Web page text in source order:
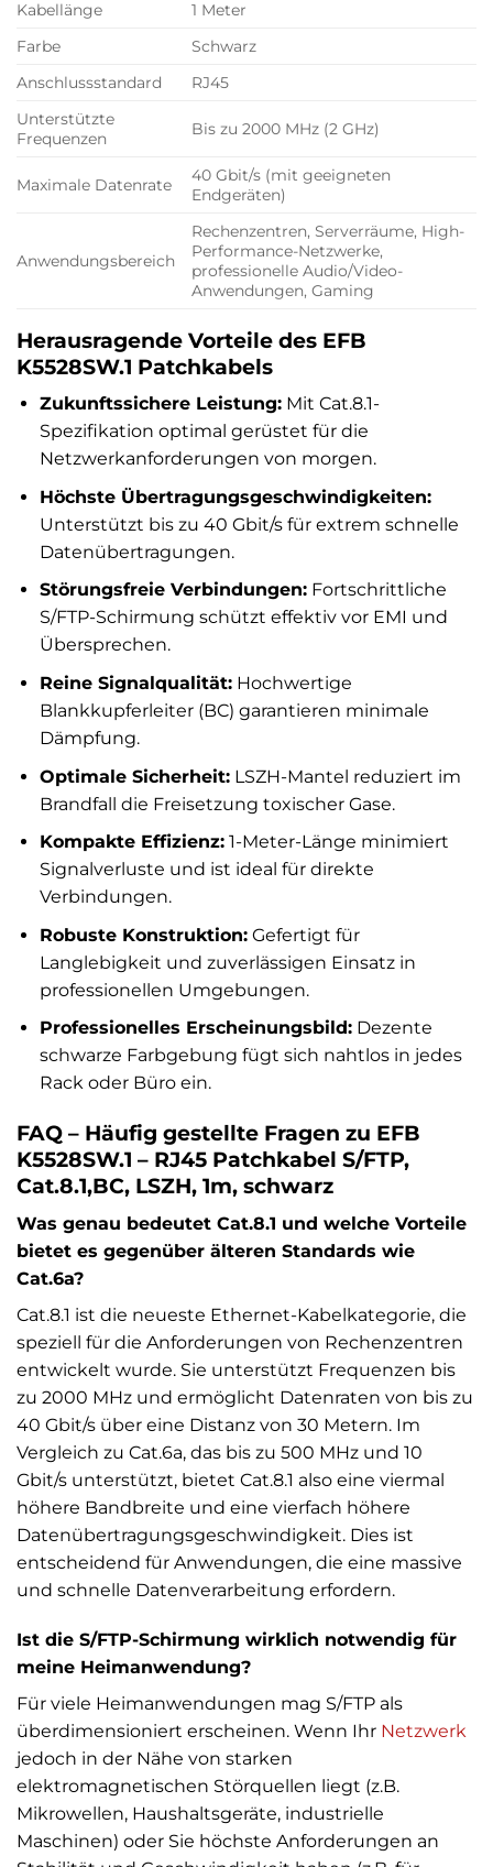
Kabellänge
1 Meter
Farbe
Schwarz
Anschlussstandard
RJ45
Unterstützte
Frequenzen
Bis zu 2000 MHz (2 GHz)
Maximale Datenrate
40 Gbit/s (mit geeigneten
Endgeräten)
Anwendungsbereich
Rechenzentren, Serverräume, High-
Performance-Netzwerke,
professionelle Audio/Video-
Anwendungen, Gaming
Herausragende Vorteile des EFB
K5528SW.1 Patchkabels
Zukunftssichere Leistung:Mit Cat.8.1-
Spezifikation optimal gerüstet für die
Netzwerkanforderungen von morgen.
Höchste Übertragungsgeschwindigkeiten:
Unterstützt bis zu 40 Gbit/s für extrem schnelle
Datenübertragungen.
Störungsfreie Verbindungen:Fortschrittliche
S/FTP-Schirmung schützt effektiv vor EMI und
Übersprechen.
Reine Signalqualität:Hochwertige
Blankkupferleiter (BC) garantieren minimale
Dämpfung.
Optimale Sicherheit:LSZH-Mantel reduziert im
Brandfall die Freisetzung toxischer Gase.
Kompakte Effizienz:1-Meter-Länge minimiert
Signalverluste und ist ideal für direkte
Verbindungen.
Robuste Konstruktion:Gefertigt für
Langlebigkeit und zuverlässigen Einsatz in
professionellen Umgebungen.
Professionelles Erscheinungsbild:Dezente
schwarze Farbgebung fügt sich nahtlos in jedes
Rack oder Büro ein.
FAQ – Häufig gestellte Fragen zu EFB
K5528SW.1 – RJ45 Patchkabel S/FTP,
Cat.8.1,BC, LSZH, 1m, schwarz
Was genau bedeutet Cat.8.1 und welche Vorteile
bietet es gegenüber älteren Standards wie
Cat.6a?
Cat.8.1 ist die neueste Ethernet-Kabelkategorie, die
speziell für die Anforderungen von Rechenzentren
entwickelt wurde. Sie unterstützt Frequenzen bis
zu 2000 MHz und ermöglicht Datenraten von bis zu
40 Gbit/s über eine Distanz von 30 Metern. Im
Vergleich zu Cat.6a, das bis zu 500 MHz und 10
Gbit/s unterstützt, bietet Cat.8.1 also eine viermal
höhere Bandbreite und eine vierfach höhere
Datenübertragungsgeschwindigkeit. Dies ist
entscheidend für Anwendungen, die eine massive
und schnelle Datenverarbeitung erfordern.
Ist die S/FTP-Schirmung wirklich notwendig für
meine Heimanwendung?
Für viele Heimanwendungen mag S/FTP als
überdimensioniert erscheinen. Wenn Ihr Netzwerk
jedoch in der Nähe von starken
elektromagnetischen Störquellen liegt (z.B.
Mikrowellen, Haushaltsgeräte, industrielle
Maschinen) oder Sie höchste Anforderungen an